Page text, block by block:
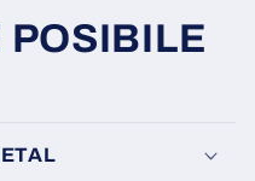
POSIBILE